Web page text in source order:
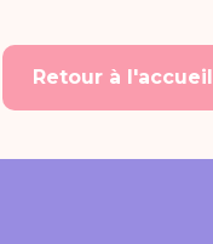
Retour à l'accueil